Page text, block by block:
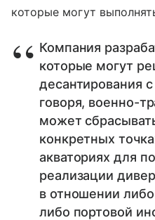
которые могут
Компания
которые могут
десантирования
говоря, военно-
может
конкретных
акваториях для
реализации
в отношении
либо портовой